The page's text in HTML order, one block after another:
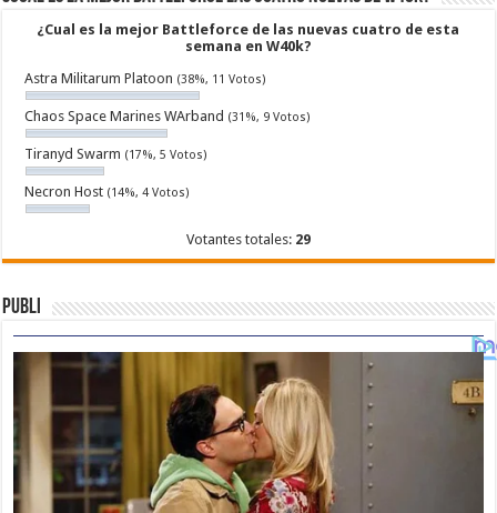
¿Cual es la mejor Battleforce de las nuevas cuatro de esta
semana en W40k?
Astra Militarum Platoon (38%, 11 Votos)
Chaos Space Marines WArband (31%, 9 Votos)
Tiranyd Swarm (17%, 5 Votos)
Necron Host (14%, 4 Votos)
Votantes totales: 29
Publi